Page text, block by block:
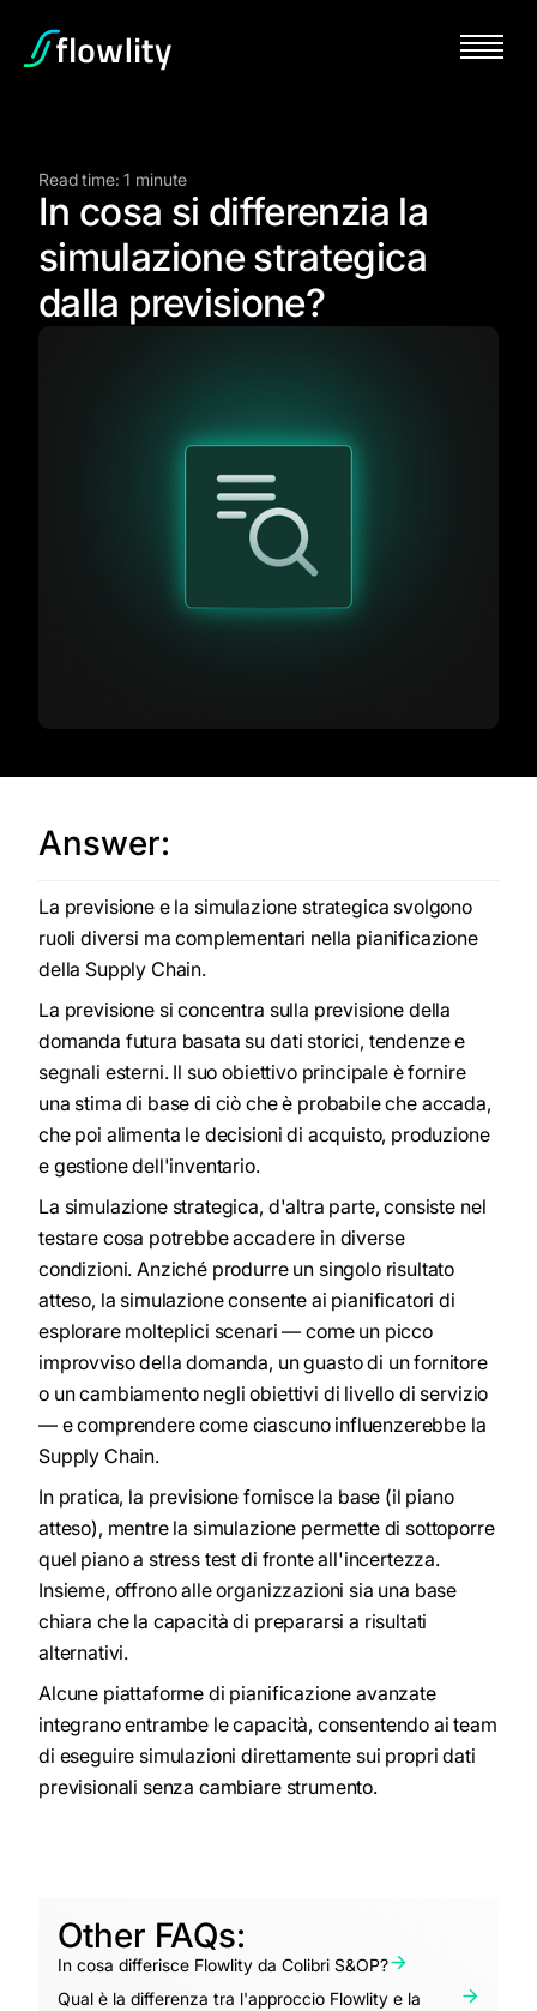
Read time: 1 minute
In cosa si differenzia la
simulazione strategica
dalla previsione?
Answer:
La previsione e la simulazione strategica svolgono
ruoli diversi ma complementari nella pianificazione
della Supply Chain.
La previsione si concentra sulla previsione della
domanda futura basata su dati storici, tendenze e
segnali esterni. Il suo obiettivo principale è fornire
una stima di base di ciò che è probabile che accada,
che poi alimenta le decisioni di acquisto, produzione
e gestione dell'inventario.
La simulazione strategica, d'altra parte, consiste nel
testare cosa potrebbe accadere in diverse
condizioni. Anziché produrre un singolo risultato
atteso, la simulazione consente ai pianificatori di
esplorare molteplici scenari — come un picco
improvviso della domanda, un guasto di un fornitore
o un cambiamento negli obiettivi di livello di servizio
— e comprendere come ciascuno influenzerebbe la
Supply Chain.
In pratica, la previsione fornisce la base (il piano
atteso), mentre la simulazione permette di sottoporre
quel piano a stress test di fronte all'incertezza.
Insieme, offrono alle organizzazioni sia una base
chiara che la capacità di prepararsi a risultati
alternativi.
Alcune piattaforme di pianificazione avanzate
integrano entrambe le capacità, consentendo ai team
di eseguire simulazioni direttamente sui propri dati
previsionali senza cambiare strumento.
Other FAQs:
In cosa differisce Flowlity da Colibri S&OP?
Qual è la differenza tra l'approccio Flowlity e la